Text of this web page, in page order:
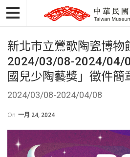
新北市立鶯歌陶瓷博物
2024/03/08-2024/04/
國兒少陶藝獎」徵件簡
2024/03/08-2024/04/08
On 一月 24, 2024